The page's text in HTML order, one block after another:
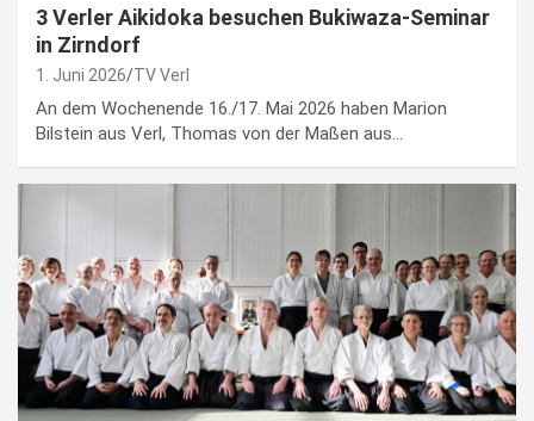
3 Verler Aikidoka besuchen Bukiwaza-Seminar
in Zirndorf
1. Juni 2026 TV Verl
An dem Wochenende 16./17. Mai 2026 haben Marion
Bilstein aus Verl, Thomas von der Maßen aus…